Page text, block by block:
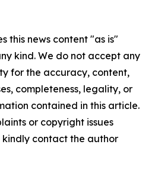
this news content "as is"
kind. We do not accept any
for the accuracy, content,
completeness, legality, or
contained in this article.
or copyright issues
contact the author